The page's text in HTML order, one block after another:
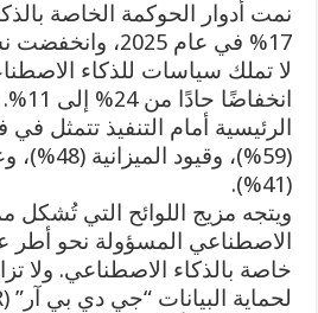
نمت أدوار الحوكمة الخاصة
17% في عام 2025،
لا تملك سياسات للذكاء
الرئيسية أمام التنفيذ تتمثل
(59%)،
(41%).
ويتجه مزيج اللوائح التي تُشكل
الاصطناعي المسؤولة نحو أطر
خاصة بالذكاء الاصطناعي. ولا